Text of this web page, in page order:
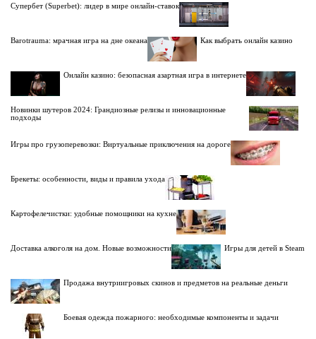
Супербет (Superbet): лидер в мире онлайн-ставок
Barotrauma: мрачная игра на дне океана Как выбрать онлайн казино
Онлайн казино: безопасная азартная игра в интернете
Новинки шутеров 2024: Грандиозные релизы и инновационные
подходы
Игры про грузоперевозки: Виртуальные приключения на дороге
Брекеты: особенности, виды и правила ухода
Картофелечистки: удобные помощники на кухне
Доставка алкоголя на дом. Новые возможности Игры для детей в Steam
Продажа внутриигровых скинов и предметов на реальные деньги
Боевая одежда пожарного: необходимые компоненты и задачи